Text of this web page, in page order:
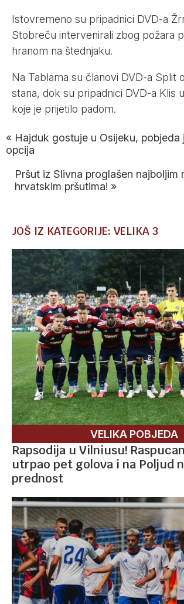
Istovremeno su pripadnici DVD-a
Stobreču intervenirali zbog požara
hranom na štednjaku.
Na Tablama su članovi DVD-a Split
stana, dok su pripadnici DVD-a Klis
koje je prijetilo padom.
« Hajduk gostuje u Osijeku, pobjeda
opcija
Pršut iz Slivna proglašen najboljim
hrvatskim pršutima! »
JOŠ IZ KATEGORIJE: VELIKA 3
VELIKA POBJEDA
Rapsodija u Vilniusu!
utrpao pet golova i na Poljud
prednost